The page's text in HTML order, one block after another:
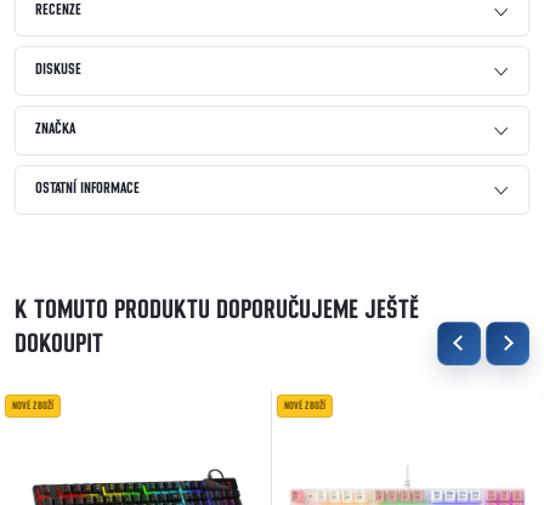
RECENZE
DISKUSE
ZNAČKA
OSTATNÍ INFORMACE
K TOMUTO PRODUKTU DOPORUČUJEME JEŠTĚ
DOKOUPIT
NOVÉ ZBOŽÍ NOVÉ ZBOŽÍ